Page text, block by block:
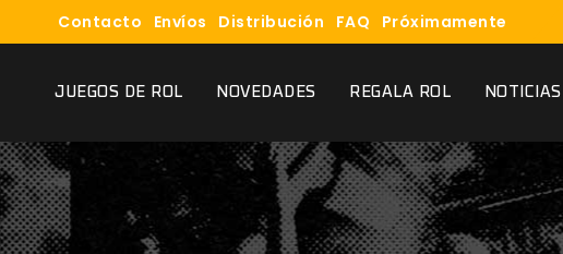
Contacto Envíos Distribución FAQ Próximamente
JUEGOS DE ROL NOVEDADES REGALA ROL NOTICIAS